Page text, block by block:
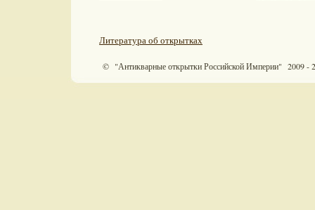
Литература об открытках
© "Антикварные открытки Российской Империи" 2009 -